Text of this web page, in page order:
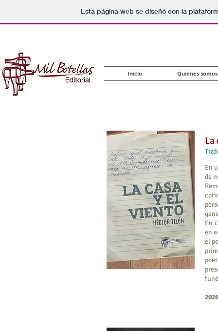
Esta página web se diseñó con la
Inicio Quiénes somos
La
En
de
En
en
el